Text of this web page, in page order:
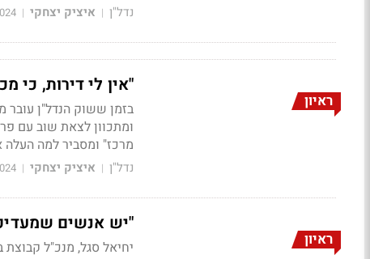
נדל"ן | איציק יצחקי |
ראיון
"אין לי דירות, כי
בזמן ששוק הנדל"ן עובר
ומתכוון לצאת שוב עם
מרכז" ומסביר למה העלה
נדל"ן | איציק יצחקי |
ראיון
"יש אנשים שמעדיפים את
יחיאל סגל, מנכ"ל